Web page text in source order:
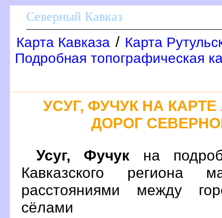
Северный Кавказ
Карта Кавказа / Карта
Подробная топографическая
УСУГ, ФУЧУК НА
ДОРОГ
Усуг, Фучук на
Кавказского региона
расстояниями между
сёлами